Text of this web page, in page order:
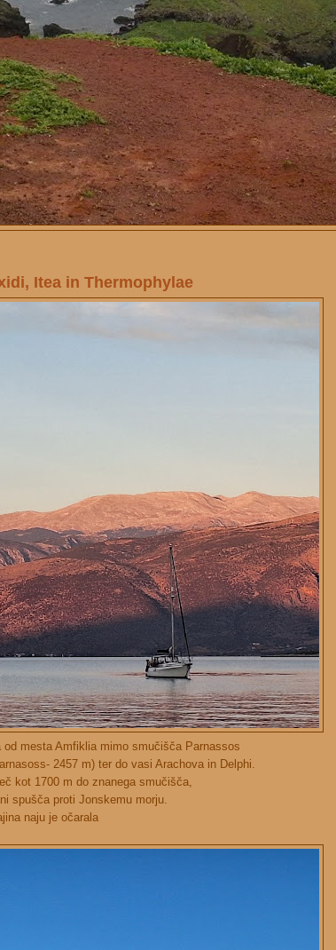
Itea in Thermophylae
mesta Amfiklia mimo smučišča Parnassos
2457 m) ter do vasi Arachova in Delphi.
kot 1700 m do znanega smučišča,
spušča proti Jonskemu morju.
naju je očarala